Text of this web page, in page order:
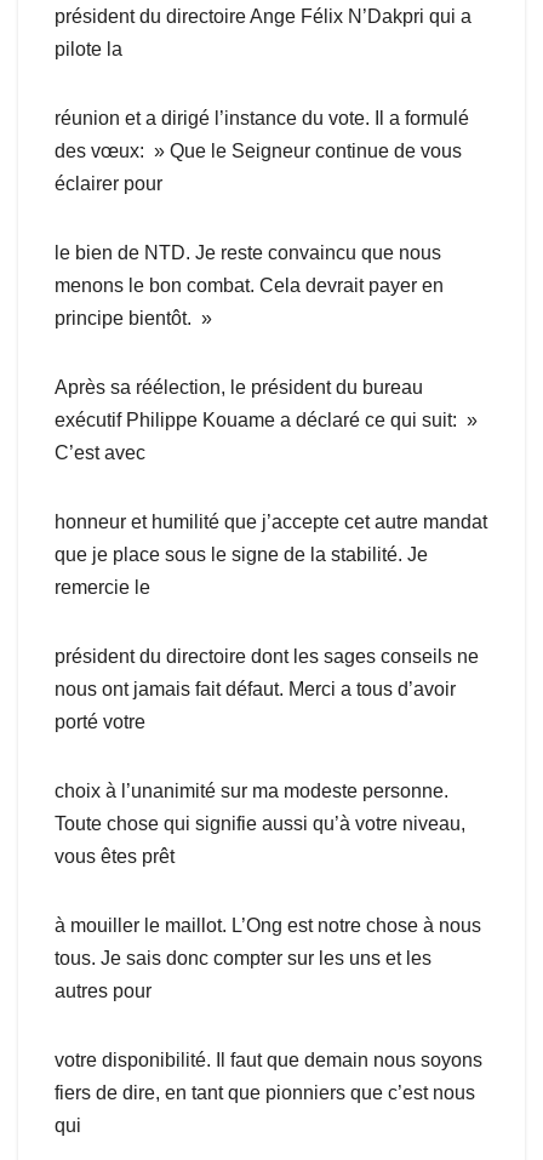
président du directoire Ange Félix N’Dakpri qui a
pilote la
réunion et a dirigé l’instance du vote. Il a formulé
des vœux: » Que le Seigneur continue de vous
éclairer pour
le bien de NTD. Je reste convaincu que nous
menons le bon combat. Cela devrait payer en
principe bientôt. »
Après sa réélection, le président du bureau
exécutif Philippe Kouame a déclaré ce qui suit: »
C’est avec
honneur et humilité que j’accepte cet autre mandat
que je place sous le signe de la stabilité. Je
remercie le
président du directoire dont les sages conseils ne
nous ont jamais fait défaut. Merci a tous d’avoir
porté votre
choix à l’unanimité sur ma modeste personne.
Toute chose qui signifie aussi qu’à votre niveau,
vous êtes prêt
à mouiller le maillot. L’Ong est notre chose à nous
tous. Je sais donc compter sur les uns et les
autres pour
votre disponibilité. Il faut que demain nous soyons
fiers de dire, en tant que pionniers que c’est nous
qui